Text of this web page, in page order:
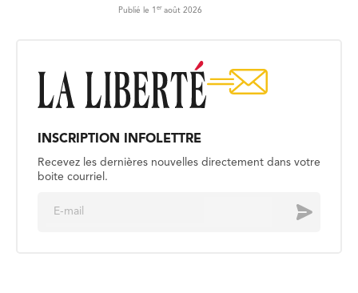
Publié le 1 er août 2026
INSCRIPTION INFOLETTRE
Recevez les dernières nouvelles directement dans votre
boite courriel.
Envoyer